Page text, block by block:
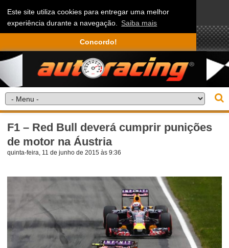
Este site utiliza cookies para entregar uma melhor
experiência durante a navegação. Saiba mais
Concordo!
F1 – Red Bull deverá cumprir punições
de motor na Áustria
quinta-feira, 11 de junho de 2015 às 9:36